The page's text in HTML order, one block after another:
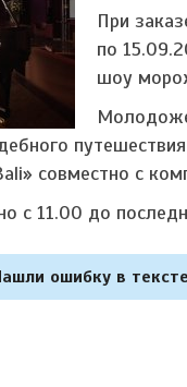
При
по
шоу
совместно с
с 11.00 до
ошибку в